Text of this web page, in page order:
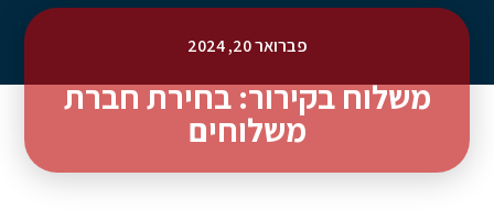
פברואר 20, 2024
משלוח בקירור: בחירת חברת
משלוחים